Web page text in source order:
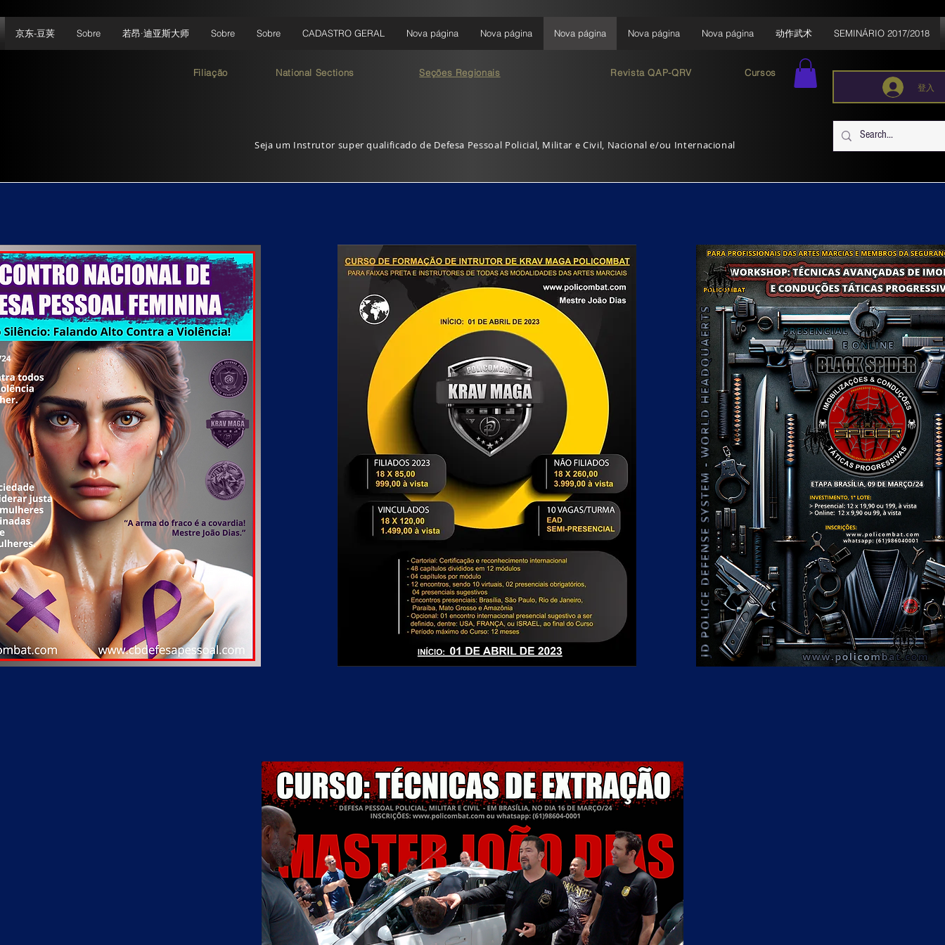
Filiação National Sections Seções Regionais Cursos
Revista QAP-QRV
Seja um Instrutor super qualificado de Defesa Pessoal Policial, Militar e Civil, Nacional e/ou Internacional
登入
京东-豆荚 Sobre 若昂·迪亚斯大师 Sobre Sobre CADASTRO GERAL Nova página Nova página Nova página Nova página Nova página 动作武术 SEMINÁRIO 2017/2018